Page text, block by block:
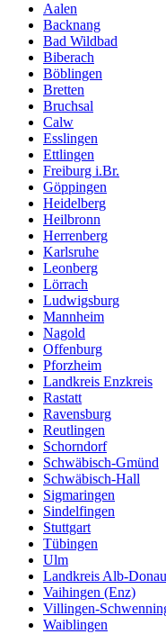
Aalen
Backnang
Bad Wildbad
Biberach
Böblingen
Bretten
Bruchsal
Calw
Esslingen
Ettlingen
Freiburg i.Br.
Göppingen
Heidelberg
Heilbronn
Herrenberg
Karlsruhe
Leonberg
Lörrach
Ludwigsburg
Mannheim
Nagold
Offenburg
Pforzheim
Landkreis Enzkreis
Rastatt
Ravensburg
Reutlingen
Schorndorf
Schwäbisch-Gmünd
Schwäbisch-Hall
Sigmaringen
Sindelfingen
Stuttgart
Tübingen
Ulm
Landkreis Alb-
Vaihingen (Enz)
Villingen-
Waiblingen